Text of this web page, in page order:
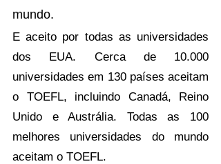
mundo.
E aceito por todas as universidades
dos EUA. Cerca de 10.000
universidades em 130 países aceitam
o TOEFL, incluindo Canadá, Reino
Unido e Austrália. Todas as 100
melhores universidades do mundo
aceitam o TOEFL.